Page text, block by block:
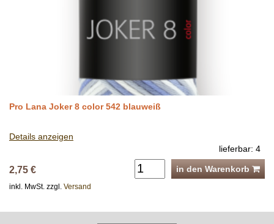
Pro Lana Joker 8 color 542 blauweiß
Details anzeigen
lieferbar: 4
2,75 € in den Warenkorb
inkl. MwSt. zzgl. Versand